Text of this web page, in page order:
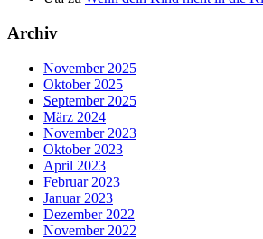
Archiv
November 2025
Oktober 2025
September 2025
März 2024
November 2023
Oktober 2023
April 2023
Februar 2023
Januar 2023
Dezember 2022
November 2022